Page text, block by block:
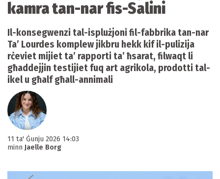
kamra tan-nar fis-Salini
Il-konsegwenzi tal-isplużjoni fil-fabbrika tan-nar
Ta’ Lourdes komplew jikbru hekk kif il-pulizija
rċeviet mijiet ta’ rapporti ta’ ħsarat, filwaqt li
għaddejjin testijiet fuq art agrikola, prodotti tal-
ikel u għalf għall-annimali
11 ta' Ġunju 2026 14:03
minn Jaelle Borg